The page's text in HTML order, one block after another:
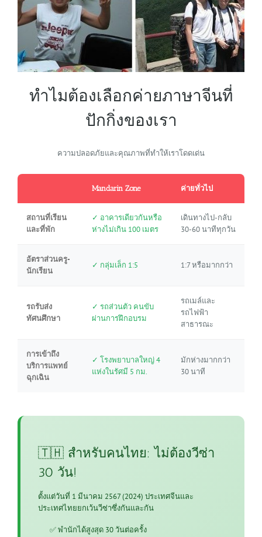
ทำไมต้องเลือกค่ายภาษาจีนที่
ปักกิ่งของเรา
ความปลอดภัยและคุณภาพที่ทำให้เราโดดเด่น
Mandarin Zone ค่ายทั่วไป
สถานที่เรียน
และที่พัก
✓ อาคารเดียวกันหรือ
ห่างไม่เกิน 100 เมตร
เดินทางไป-กลับ
30-60 นาทีทุกวัน
อัตราส่วนครู-
นักเรียน
✓ กลุ่มเล็ก 1:5 1:7 หรือมากกว่า
รถรับส่ง
ทัศนศึกษา
✓ รถส่วนตัว คนขับ
ผ่านการฝึกอบรม
รถเมล์และ
รถไฟฟ้า
สาธารณะ
การเข้าถึง
บริการแพทย์
ฉุกเฉิน
✓ โรงพยาบาลใหญ่ 4
แห่งในรัศมี 5 กม.
มักห่างมากกว่า
30 นาที
🇹🇭 สำหรับคนไทย: ไม่ต้องวีซ่า
30 วัน!
ตั้งแต่วันที่ 1 มีนาคม 2567 (2024) ประเทศจีนและ
ประเทศไทยยกเว้นวีซ่าซึ่งกันและกัน
✅ พำนักได้สูงสุด 30 วันต่อครั้ง